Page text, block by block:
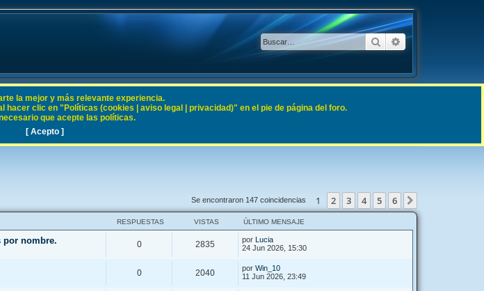
BuscarBúsqueda
Se encontraron 147 coincidencias 1 2 3 4 5 6
RESPUESTAS VISTAS ÚLTIMO MENSAJE
por nombre. 0 2835 por Lucia
24 Jun 2026, 15:30
0 2040 por Win_10
11 Jun 2026, 23:49
la mejor y más relevante experiencia.
clic en "Políticas (cookies | aviso legal | privacidad)" en el pie de página del foro.
que acepte las políticas.
[ Acepto ]